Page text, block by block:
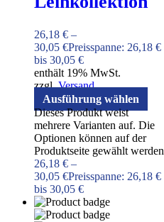
26,18 € –
30,05 €Preisspanne: 26,18 €
bis 30,05 €
enthält 19% MwSt.
zzgl.Versand
Ausführung wählen
Dieses Produkt weist
mehrere Varianten auf. Die
Optionen können auf der
Produktseite gewählt werden
26,18 € –
30,05 €Preisspanne: 26,18 €
bis 30,05 €